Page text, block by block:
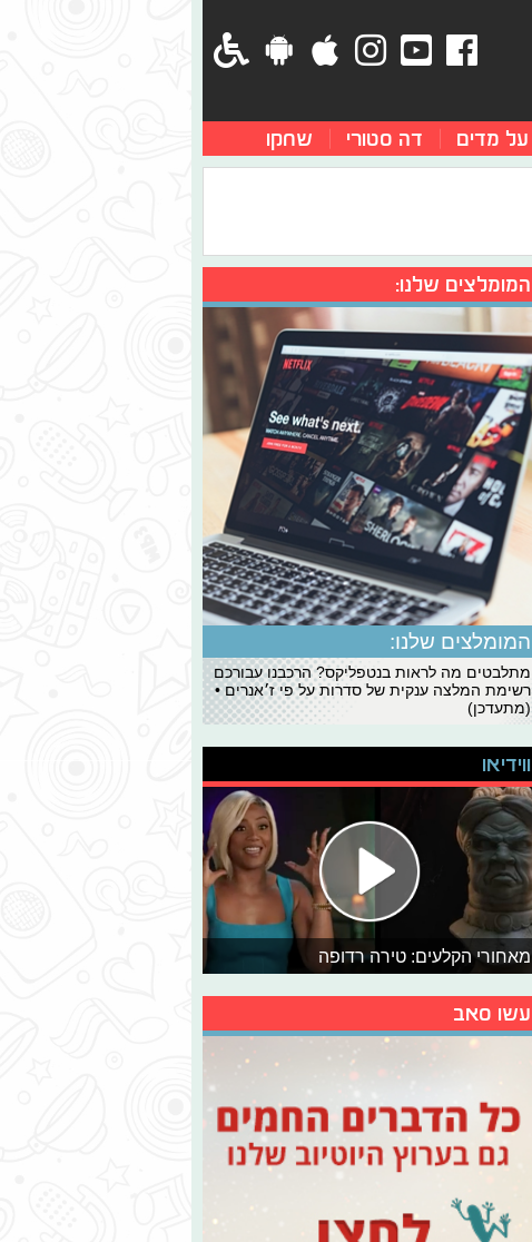
על מדים דה סטורי שחקו
המומלצים שלנו:
המומלצים שלנו:
מתלבטים מה לראות בנטפליקס? הרכבנו עבורכם
רשימת המלצה ענקית של סדרות על פי ז׳אנרים •
(מתעדכן)
ווידיאו
מאחורי הקלעים: טירה רדופה
עשו סאב